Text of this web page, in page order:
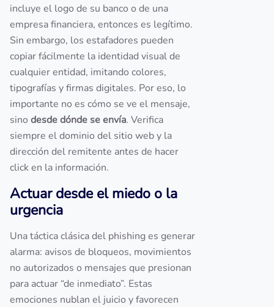
incluye el logo de su banco o de una
empresa financiera, entonces es legítimo.
Sin embargo, los estafadores pueden
copiar fácilmente la identidad visual de
cualquier entidad, imitando colores,
tipografías y firmas digitales. Por eso, lo
importante no es cómo se ve el mensaje,
sino desde dónde se envía. Verifica
siempre el dominio del sitio web y la
dirección del remitente antes de hacer
click en la información.
Actuar desde el miedo o la
urgencia
Una táctica clásica del phishing es generar
alarma: avisos de bloqueos, movimientos
no autorizados o mensajes que presionan
para actuar “de inmediato”. Estas
emociones nublan el juicio y favorecen